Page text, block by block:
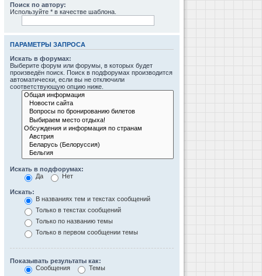
Поиск по автору:
Используйте * в качестве шаблона.
ПАРАМЕТРЫ ЗАПРОСА
Искать в форумах:
Выберите форум или форумы, в которых будет
произведён поиск. Поиск в подфорумах производится
автоматически, если вы не отключили
соответствующую опцию ниже.
Искать в подфорумах:
Да
Нет
Искать:
В названиях тем и текстах сообщений
Только в текстах сообщений
Только по названию темы
Только в первом сообщении темы
Показывать результаты как:
Сообщения
Темы